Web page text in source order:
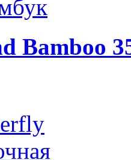
Bamboo